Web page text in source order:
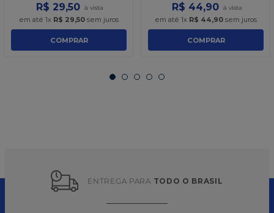
R$ 29,50
em até 1x R$ 29,50sem juros
COMPRAR
R$ 44,90
em até 1x R$ 44,90sem juros
COMPRAR
ENTREGA PARA TODO O BRASIL